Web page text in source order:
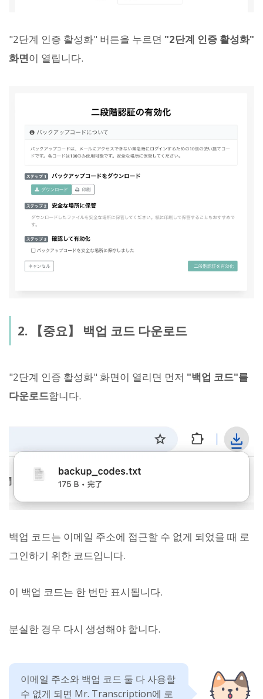
"2단계 인증 활성화" 버튼을 누르면 "2단계 인증 활성화"
화면이 열립니다.
2. 【중요】 백업 코드 다운로드
"2단계 인증 활성화" 화면이 열리면 먼저 "백업 코드"를
다운로드합니다.
백업 코드는 이메일 주소에 접근할 수 없게 되었을 때 로
그인하기 위한 코드입니다.
이 백업 코드는 한 번만 표시됩니다.
분실한 경우 다시 생성해야 합니다.
이메일 주소와 백업 코드 둘 다 사용할
수 없게 되면 Mr. Transcription에 로